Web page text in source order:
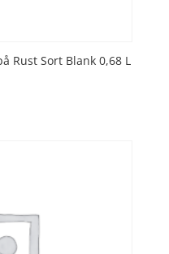
Rust Sort Blank 0,68 L